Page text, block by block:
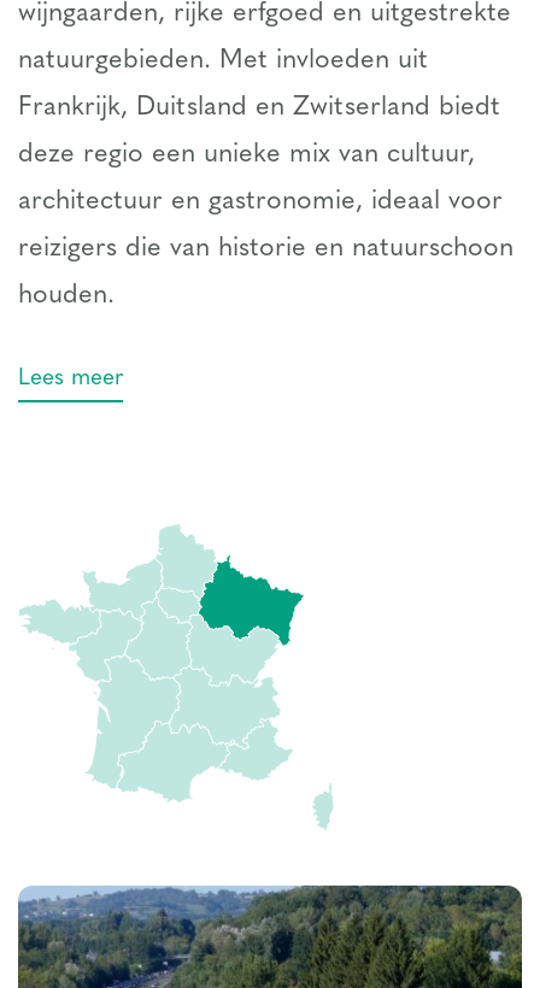
wijngaarden, rijke erfgoed en uitgestrekte
natuurgebieden. Met invloeden uit
Frankrijk, Duitsland en Zwitserland biedt
deze regio een unieke mix van cultuur,
architectuur en gastronomie, ideaal voor
reizigers die van historie en natuurschoon
houden.
Lees meer